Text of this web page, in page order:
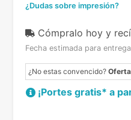
¿Dudas sobre impresión?
Cómpralo hoy y
Fecha estimada para
¿No estas convencido?
¡Portes gratis* a